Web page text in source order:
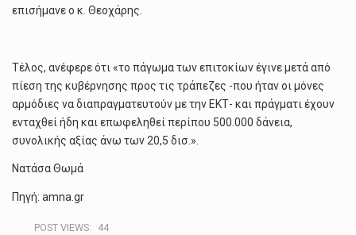
επισήμανε ο κ. Θεοχάρης.
Τέλος, ανέφερε ότι «το πάγωμα των επιτοκίων έγινε μετά από
πίεση της κυβέρνησης προς τις τράπεζες -που ήταν οι μόνες
αρμόδιες να διαπραγματευτούν με την ΕΚΤ- και πράγματι έχουν
ενταχθεί ήδη και επωφεληθεί περίπου 500.000 δάνεια,
συνολικής αξίας άνω των 20,5 δισ.».
Νατάσα Θωμά
Πηγή: amna.gr
POST VIEWS: 44